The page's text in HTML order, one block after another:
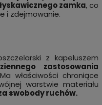
zamka, co
i zdejmowanie.
z kapeluszem
zastosowania
właściwości chroniące
warstwie materiału
swobody ruchów.